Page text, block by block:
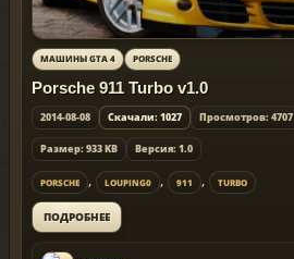
МАШИНЫ GTA 4 PORSCHE
Porsche 911 Turbo v1.0
2014-08-08 Скачали: 1027 Просмотров: 4707
Размер: 933 KB Версия: 1.0
PORSCHE , LOUPING0 , 911 , TURBO
ПОДРОБНЕЕ